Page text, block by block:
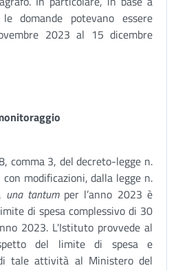
domande potevano essere
2023 al 15 dicembre
comma 3, del decreto-legge n.
modificazioni, dalla legge n.
una tantumper l’anno 2023 è
di spesa complessivo di 30
2023. L'Istituto provvede al
del limite di spesa e
tale attività al Ministero del